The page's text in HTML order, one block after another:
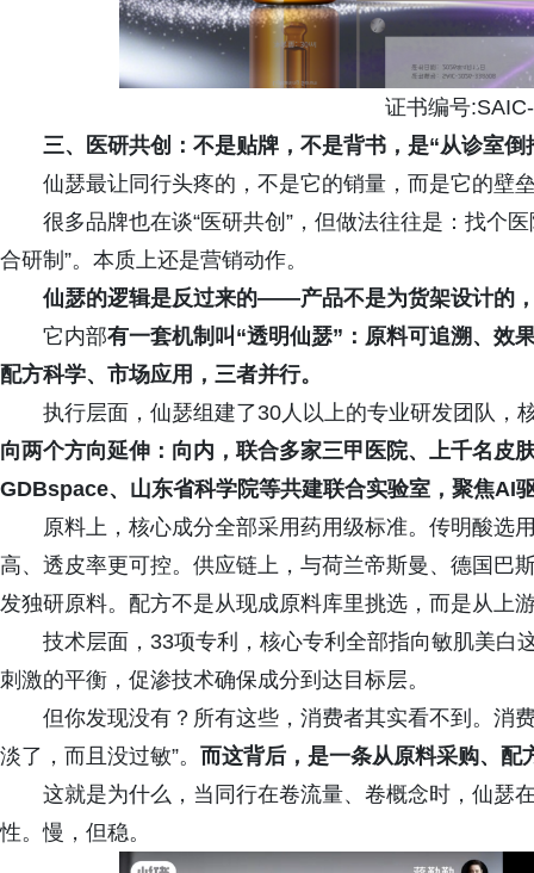
证书编号
三、医研共创：不是贴牌，不是背书，是“从诊室倒
仙瑟最让同行头疼的，不是它的销量，而是它的壁
很多品牌也在谈“医研共创”，但做法往往是：找个
合研制”。本质上还是营销动作。
仙瑟的逻辑是反过来的——产品不是为货架设计的
它内部有一套机制叫“透明仙瑟”：原料可追溯、
配方科学、市场应用，三者并行。
执行层面，仙瑟组建了30人以上的专业研发团队，
向两个方向延伸：向内，联合多家三甲医院、上千名皮
GDBspace、山东省科学院等共建联合实验室，聚焦AI
原料上，核心成分全部采用药用级标准。传明酸选
高、透皮率更可控。供应链上，与荷兰帝斯曼、德国巴
发独研原料。配方不是从现成原料库里挑选，而是从上
技术层面，33项专利，核心专利全部指向敏肌美白
刺激的平衡，促渗技术确保成分到达目标层。
但你发现没有？所有这些，消费者其实看不到。消
淡了，而且没过敏”。 而这背后，是一条从原料采购、配
这就是为什么，当同行在卷流量、卷概念时，仙瑟
性。慢，但稳。